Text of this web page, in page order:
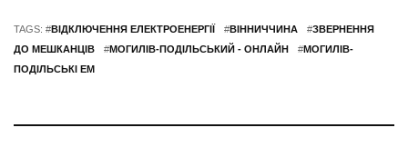
TAGS: #ВІДКЛЮЧЕННЯ ЕЛЕКТРОЕНЕРГІЇ #ВІННИЧЧИНА #ЗВЕРНЕННЯ
ДО МЕШКАНЦІВ
#МОГИЛІВ-ПОДІЛЬСЬКИЙ - ОНЛАЙН #МОГИЛІВ-
ПОДІЛЬСЬКІ ЕМ